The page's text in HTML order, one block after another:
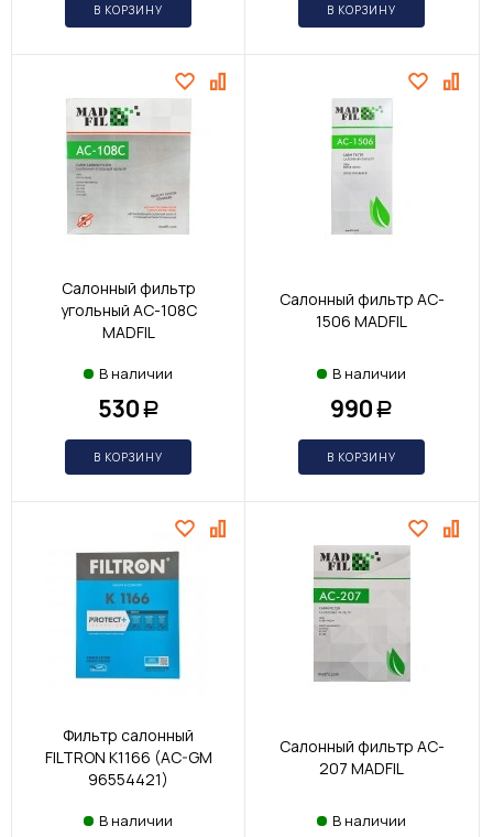
В КОРЗИНУ В КОРЗИНУ
Салонный фильтр
угольный AC-108C
MADFIL
В наличии
530 Р
В КОРЗИНУ
Салонный фильтр AC-
1506 MADFIL
В наличии
990 Р
В КОРЗИНУ
Фильтр салонный
FILTRON K1166 (AC-GM
96554421)
В наличии
Салонный фильтр AC-
207 MADFIL
В наличии